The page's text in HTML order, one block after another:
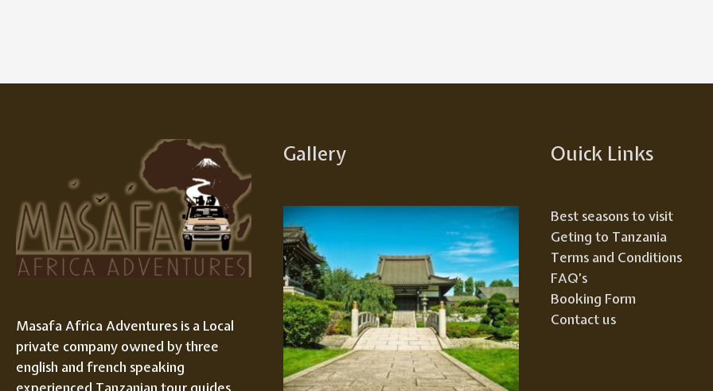
Masafa Africa Adventures is a Local
private company owned by three
english and french speaking
experienced Tanzanian tour guides,
Gallery Ouick Links
Best seasons to visit
Geting to Tanzania
Terms and Conditions
FAQ’s
Booking Form
Contact us